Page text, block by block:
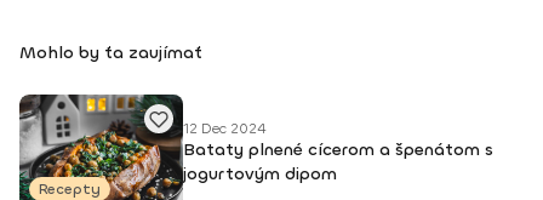
academy), Trnava, 2004 • Kurz tanečnej a pohybovej terapie
Mohlo by ťa zaujímať
Recepty
12 Dec 2024
Bataty plnené cícerom a špenátom s
jogurtovým dipom